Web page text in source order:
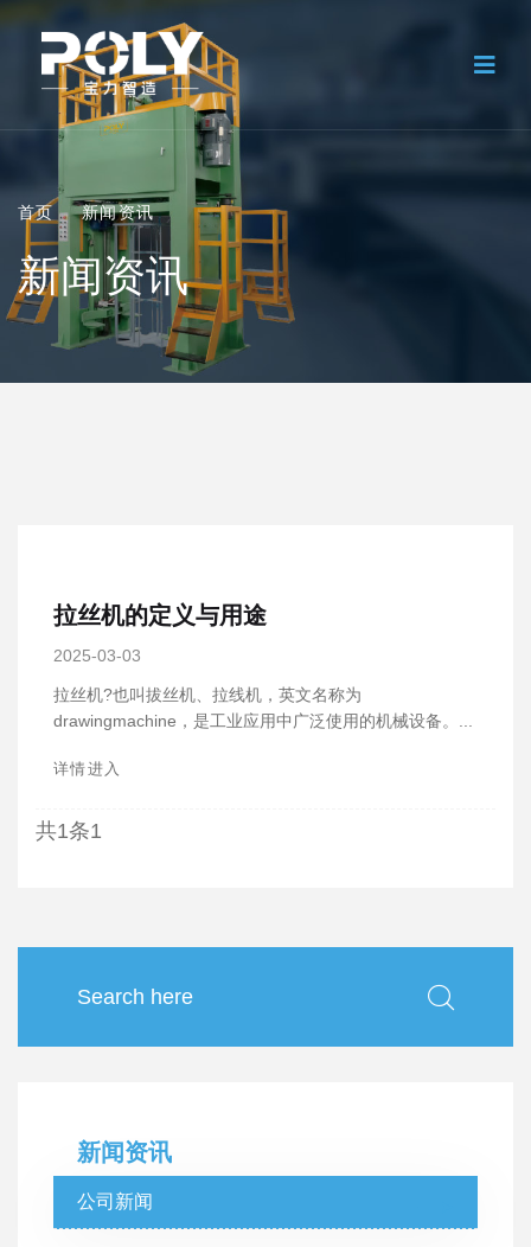
首页 新闻资讯
新闻资讯
拉丝机的定义与用途
2025-03-03
拉丝机?也叫拔丝机、拉线机，英文名称为
drawingmachine，是工业应用中广泛使用的机械设备。...
详情进入
共1条1
新闻资讯
公司新闻